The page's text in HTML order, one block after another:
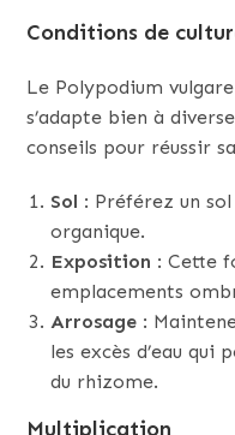
Conditions de
Le Polypodium
s’adapte bien à
conseils pour réussir
Sol : Préférez un
organique.
Exposition : Cette
emplacements
Arrosage :
les excès d’eau
du rhizome.
Multiplication